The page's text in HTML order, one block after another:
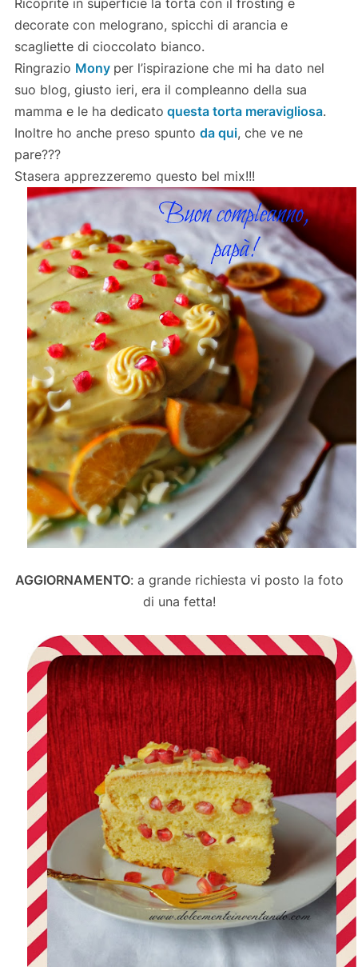
decorate con melograno, spicchi di arancia e
scagliette di cioccolato bianco.
Ringrazio Mony per l’ispirazione che mi ha dato nel
suo blog, giusto ieri, era il compleanno della sua
mamma e le ha dedicato questa torta meravigliosa.
Inoltre ho anche preso spunto da qui, che ve ne
pare???
Stasera apprezzeremo questo bel mix!!!
AGGIORNAMENTO: a grande richiesta vi posto la foto
di una fetta!